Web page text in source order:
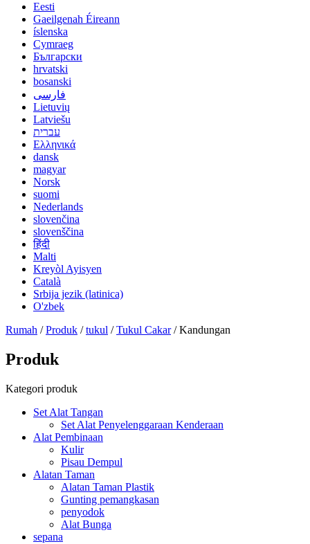
Eesti
Gaeilgenah Éireann
íslenska
Cymraeg
Български
hrvatski
bosanski
فارسی
Lietuvių
Latviešu
עברית
Ελληνικά
dansk
magyar
Norsk
suomi
Nederlands
slovenčina
slovenščina
हिंदी
Malti
Kreyòl Ayisyen
Català
Srbija jezik (latinica)
O'zbek
Rumah /Produk /tukul /Tukul Cakar/ Kandungan
Produk
Kategori produk
Set Alat Tangan
Set Alat Penyelenggaraan Kenderaan
Alat Pembinaan
Kulir
Pisau Dempul
Alatan Taman
Alatan Taman Plastik
Gunting pemangkasan
penyodok
Alat Bunga
sepana